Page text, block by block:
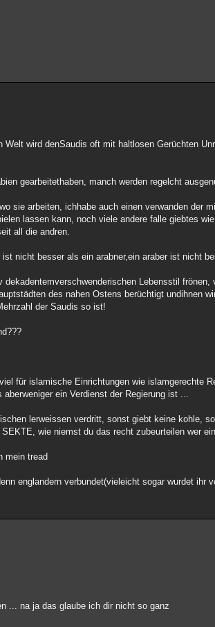
Welt wird denSaudis oft mit haltlosen Gerüchten
gearbeitethaben, manch werden regelcht
sie arbeiten, ichhabe auch einen verwanden der
lassen kann, noch viele andere falle giebtes
all die andren.
nicht besser als ein arabner,ein araber ist nicht
Lebensstil
des nahen Ostens berüchtigt undihnen
der Saudis so ist!
für islamische Einrichtungen wie islamgerechte
ein Verdienst der Regierung ist ...
lerweissen verdritt, sonst giebt keine kohle,
wie niemst du das recht zubeurteilen wer
mein tread
englandern verbundet(vieleicht sogar wurdet ihr
... na ja das glaube ich dir nicht so ganz